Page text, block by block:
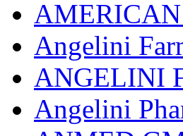
AMERICAN
Angelini
ANGELINI
Angelini